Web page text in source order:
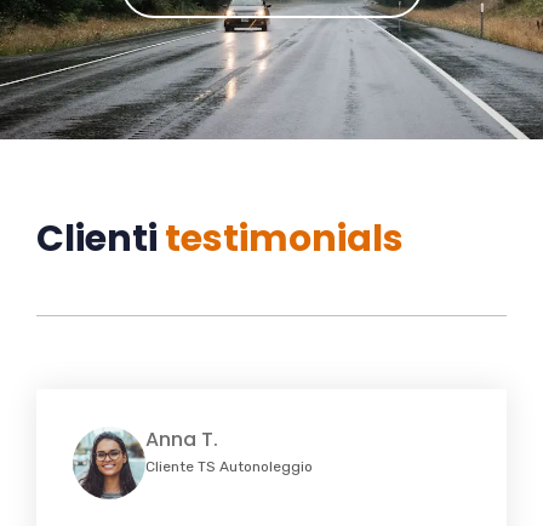
Clientitestimonials
Anna T.
Cliente TS Autonoleggio